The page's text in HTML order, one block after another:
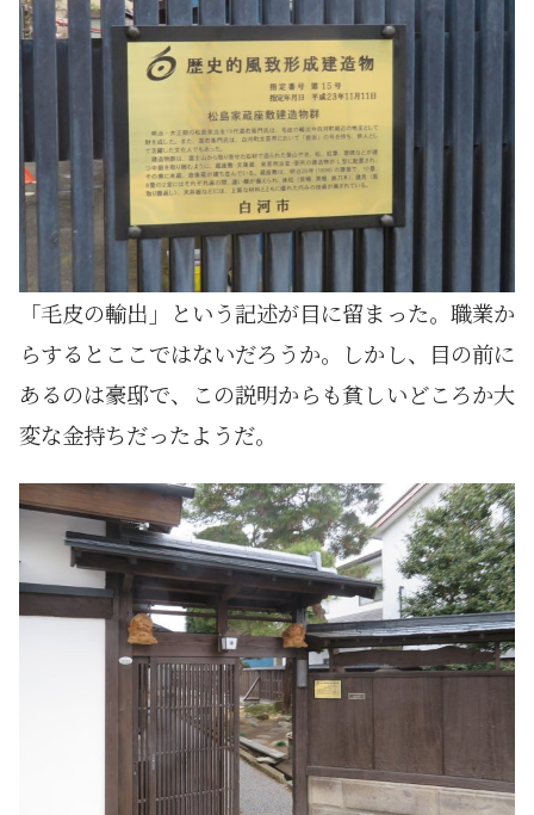
「毛皮の輸出」という記述が目に留まった。職業か
らするとここではないだろうか。しかし、目の前に
あるのは豪邸で、この説明からも貧しいどころか大
変な金持ちだったようだ。